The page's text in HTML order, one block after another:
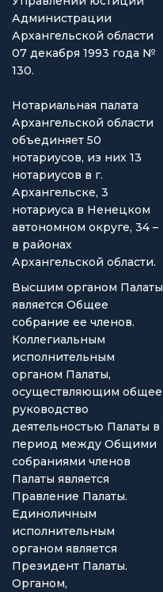
Администрации
Архангельской области
07 декабря 1993 года №
130.
Нотариальная палата
Архангельской области
объединяет 50
нотариусов, из них 13
нотариусов в г.
Архангельске, 3
нотариуса в Ненецком
автономном округе, 34 –
в районах
Архангельской области.
Высшим органом Палаты
является Общее
собрание ее членов.
Коллегиальным
исполнительным
органом Палаты,
осуществляющим общее
руководство
деятельностью Палаты в
период между Общими
собраниями членов
Палаты является
Правление Палаты.
Единоличным
исполнительным
органом является
Президент Палаты.
Органом,